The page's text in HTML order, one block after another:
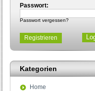
Passwort:
Passwort vergessen?
Registrieren
Kategorien
Home